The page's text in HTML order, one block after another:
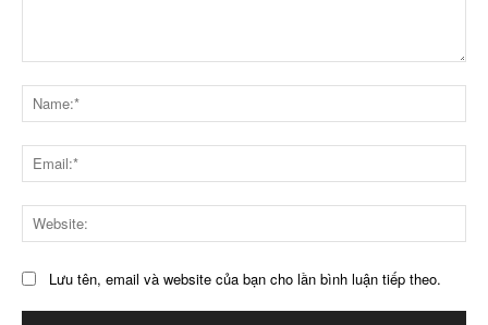
luận
Lưu tên, email và website của bạn cho lần bình luận tiếp theo.